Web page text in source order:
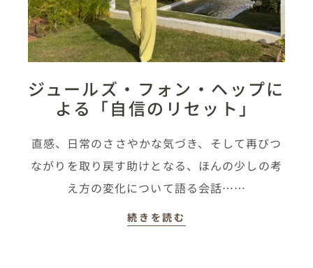
ジュールズ・フォン・ヘップに
よる「自信のリセット」
直感、日常のささやかな気づき、そして再びつ
ながりを取り戻す助けとなる、ほんの少しの考
え方の変化について語る会話……
続きを読む